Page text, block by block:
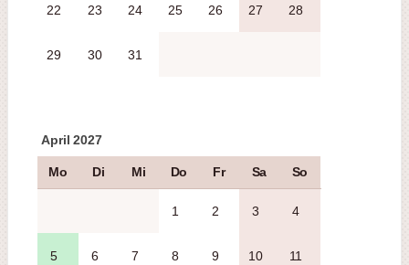
22 23 24 25 26 27 28
29 30 31
April 2027
Mo Di Mi Do Fr Sa So
1 2 3 4
5 6 7 8 9 10 11